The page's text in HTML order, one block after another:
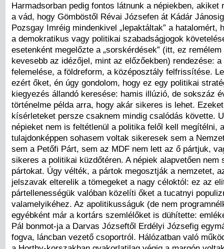
Harmadsorban pedig fontos látnunk a népiekben, akiket
a vád, hogy Gömböstől Révai Józsefen át Kádár
Pozsgay Imréig mindenkivel „lepaktáltak” a hatalomért,
a demokratikus vagy politikai szabadságjogok
esetenként megelőzte a „sorskérdések” (itt, ez
kevesebb az idézőjel, mint az előzőekben) rendezése:
felemelése, a földreform, a középosztály felfrissítése.
ezért őket, én úgy gondolom, hogy ez egy politikai
kiegyezés állandó keresése: hamis illúzió, de sokszáz
történelme példa arra, hogy akár sikeres is lehet.
kísérleteket persze csaknem mindig csalódás követte.
népieket nem is feltétlenül a politika felől kell megítélni,
tulajdonképpen sohasem voltak sikeresek sem a
sem a Petőfi Párt, sem az MDF nem lett az ő pártjuk,
sikeres a politikai küzdőtéren. A népiek alapvetően nem
pártokat. Úgy vélték, a pártok megosztják a nemzetet,
jelszavak elterelik a tömegeket a nagy céloktól: ez az
pártellenességük valóban közelíti őket a tucatnyi
valamelyikéhez. Az apolitikusságuk (de nem
egyébként már a kortárs szemlélőket is dühítette:
Pál bonmot-ja a Darvas Józseftől Erdélyi Józsefig
fogva, láncban vezető csoportról. Hálózatban való